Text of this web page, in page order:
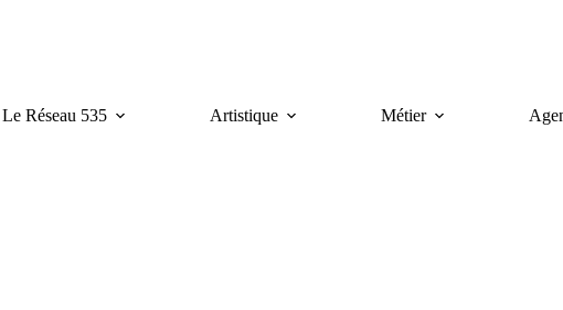
Le Réseau 535 Artistique Métier